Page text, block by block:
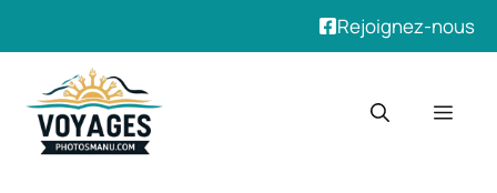
Rejoignez-nous
contenu